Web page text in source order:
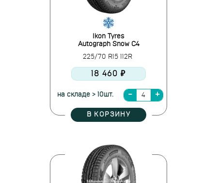
Ikon Tyres
Autograph Snow C4
225/70 R15 112R
18 460 ₽
на складе > 10шт.
В КОРЗИНУ